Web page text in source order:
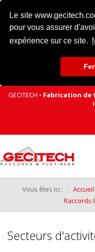
Le site
pour vous assurer
expérience sur ce site.
GECITECH • Fabrication de
Vous êtes ici : Accueil
Raccords
Secteurs